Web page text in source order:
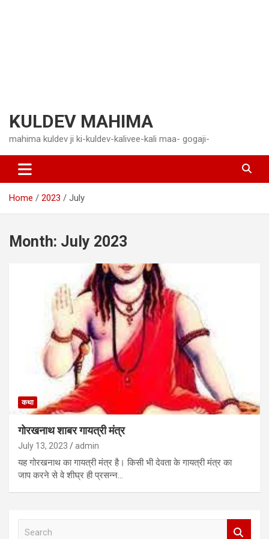
KULDEV MAHIMA
mahima kuldev ji ki-kuldev-kalivee-kali maa- gogaji-
Home 2023 July
Month: July 2023
कथा
गोरखनाथ शाबर गायत्री मंत्र
July 13, 2023 admin
यह गोरखनाथ का गायत्री मंत्र है। किसी भी देवता के गायत्री मंत्र का
जाप करने से वे शीघ्र ही प्रसन्न…